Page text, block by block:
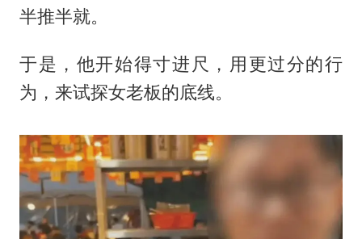
半推半就。
于是，他开始得寸进尺，用更过分的行
为，来试探女老板的底线。